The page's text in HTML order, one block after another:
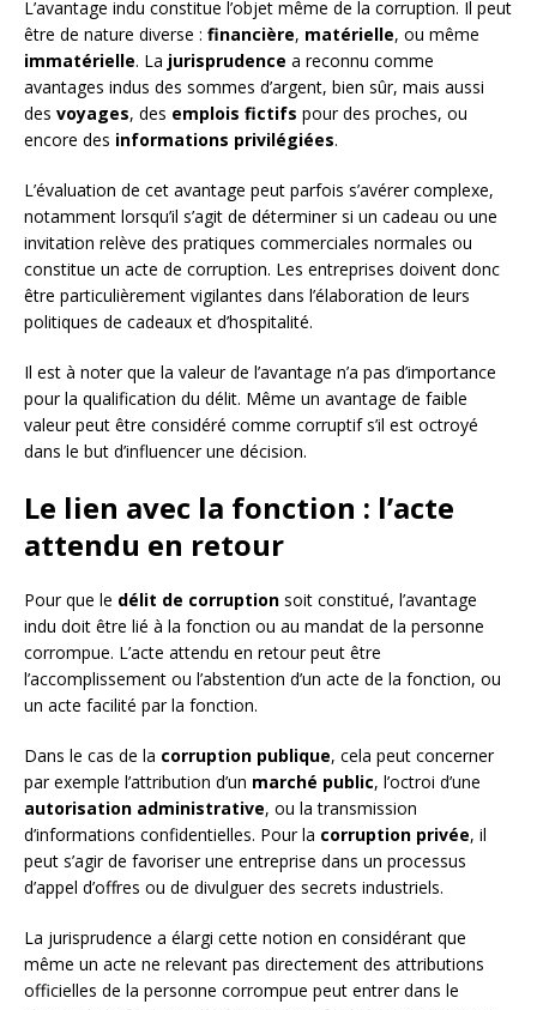
L’avantage indu constitue l’objet même de la corruption. Il peut
être de nature diverse : financière, matérielle, ou même
immatérielle. La jurisprudence a reconnu comme
avantages indus des sommes d’argent, bien sûr, mais aussi
des voyages, des emplois fictifs pour des proches, ou
encore des informations privilégiées.
L’évaluation de cet avantage peut parfois s’avérer complexe,
notamment lorsqu’il s’agit de déterminer si un cadeau ou une
invitation relève des pratiques commerciales normales ou
constitue un acte de corruption. Les entreprises doivent donc
être particulièrement vigilantes dans l’élaboration de leurs
politiques de cadeaux et d’hospitalité.
Il est à noter que la valeur de l’avantage n’a pas d’importance
pour la qualification du délit. Même un avantage de faible
valeur peut être considéré comme corruptif s’il est octroyé
dans le but d’influencer une décision.
Le lien avec la fonction : l’acte
attendu en retour
Pour que le délit de corruption soit constitué, l’avantage
indu doit être lié à la fonction ou au mandat de la personne
corrompue. L’acte attendu en retour peut être
l’accomplissement ou l’abstention d’un acte de la fonction, ou
un acte facilité par la fonction.
Dans le cas de la corruption publique, cela peut concerner
par exemple l’attribution d’un marché public, l’octroi d’une
autorisation administrative, ou la transmission
d’informations confidentielles. Pour la corruption privée, il
peut s’agir de favoriser une entreprise dans un processus
d’appel d’offres ou de divulguer des secrets industriels.
La jurisprudence a élargi cette notion en considérant que
même un acte ne relevant pas directement des attributions
officielles de la personne corrompue peut entrer dans le